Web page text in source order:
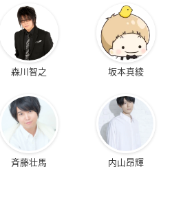
森川智之 坂本真綾
斉藤壮馬 内山昂輝